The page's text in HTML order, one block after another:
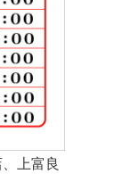
上富良